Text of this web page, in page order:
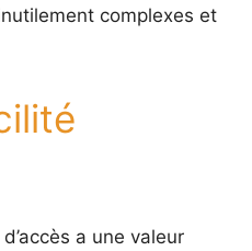
complexes et
a une valeur